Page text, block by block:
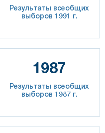
Результаты всеобщих
выборов 1991 г.
1987
Результаты всеобщих
выборов 1987 г.